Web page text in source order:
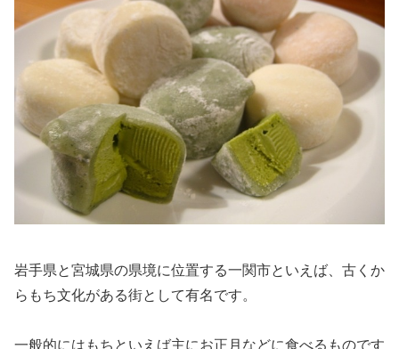
岩手県と宮城県の県境に位置する一関市といえば、古くか
らもち文化がある街として有名です。
一般的にはもちといえば主にお正月などに食べるものです